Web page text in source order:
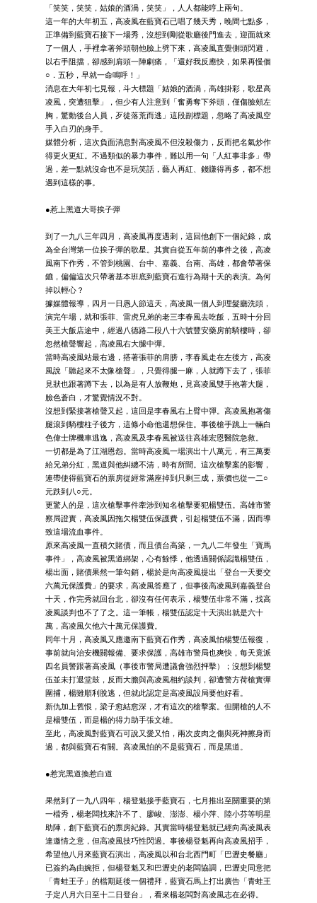
「笑笑，笑笑，姑娘的酒渦，笑笑」，人人都能哼上兩句。
這一年的大年初五，高凌風在藍寶石已唱了幾天秀，晚間七點多，
正準備到藍寶石接下一場秀，沒想到剛從歌廳後門進去，迎面就來
了一個人，手裡拿著斧頭朝他臉上劈下來，高凌風直覺側頭閃避，
以右手阻擋，卻感到肩頭一陣劇痛，「還好我反應快，如果再慢個
○．五秒，早就一命鳴呼！」
消息在大年初七見報，斗大標題「姑娘的酒渦，高雄掛彩，歌星高
凌風，突遭狙擊」，但少有人注意到「奮勇奪下斧頭，僅傷臉頰左
胸，驚動後台人員，歹徒落荒而逃」這段副標題，忽略了高凌風空
手入白刃的身手。
媒體分析，這次負面消息對高凌風不但沒殺傷力，反而把名氣炒作
得更火更紅。不過類似的暴力事件，難以用一句「人紅事非多」帶
過，差一點就沒命也不是玩笑話，藝人再紅、錢賺得再多，都不想
遇到這樣的事。
●惹上黑道大哥挨子彈
到了一九八三年四月，高凌風再度遇刺，這回他創下一個紀錄，成
為全台灣第一位挨子彈的歌星。其實自從五年前的事件之後，高凌
風南下作秀，不管到桃園、台中、嘉義、台南、高雄，都會帶著保
鑣，偏偏這次只帶著基本班底到藍寶石進行為期十天的表演。為何
掉以輕心？
據媒體報導，四月一日愚人節這天，高凌風一個人到理髮廳洗頭，
演完午場，就和張菲、雷虎兄弟的老三李春風去吃飯，五時十分回
美王大飯店途中，經過八德路二段八十六號豐安藥房前騎樓時，卻
忽然槍聲響起，高凌風右大腿中彈。
當時高凌風站最右邊，搭著張菲的肩膀，李春風走在左後方，高凌
風說「聽起來不太像槍聲」，只覺得腿一麻，人就蹲下去了，張菲
見狀也跟著蹲下去，以為是有人放鞭炮，見高凌風雙手抱著大腿，
臉色蒼白，才驚覺情況不對。
沒想到緊接著槍聲又起，這回是李春風右上臂中彈。高凌風抱著傷
腿滾到騎樓柱子後方，這條小命他還想保住。事後槍手跳上一輛白
色偉士牌機車逃逸，高凌風及李春風被送往高雄宏恩醫院急救。
一切都是為了江湖恩怨。當時高凌風一場演出十八萬元，有三萬要
給兄弟分紅，黑道與他糾纏不清，時有所聞。這次槍擊案的影響，
連帶使得藍寶石的票房從經常滿座掉到只剩三成，票價也從一二○
元跌到八○元。
更驚人的是，這次槍擊事件牽涉到知名槍擊要犯楊雙伍。高雄市警
察局證實，高凌風因拖欠楊雙伍保護費，引起楊雙伍不滿，因而導
致這場流血事件。
原來高凌風一直積欠賭債，而且債台高築，一九八二年發生「寶馬
事件」，高凌風被黑道綁架，心有餘悸，他透過關係認識楊雙伍，
楊出面，賭債果然一筆勾銷，楊於是向高凌風提出「登台一天要交
六萬元保護費」的要求，高凌風答應了，但事後高凌風到嘉義登台
十天，作完秀就回台北，卻沒有任何表示，楊雙伍非常不滿，找高
凌風談判也不了了之。這一筆帳，楊雙伍認定十天演出就是六十
萬，高凌風欠他六十萬元保護費。
同年十月，高凌風又應邀南下藍寶石作秀，高凌風怕楊雙伍報復，
事前就向治安機關報備、要求保護，高雄市警局也爽快，每天竟派
四名員警跟著高凌風（事後市警局遭議會強烈抨擊）；沒想到楊雙
伍並未打退堂鼓，反而大膽與高凌風相約談判，卻遭警方荷槍實彈
圍捕，楊雖順利脫逃，但就此認定是高凌風設局要他好看。
新仇加上舊恨，梁子愈結愈深，才有這次的槍擊案。但開槍的人不
是楊雙伍，而是楊的得力助手張文雄。
至此，高凌風對藍寶石可說又愛又怕，兩次皮肉之傷與死神擦身而
過，都與藍寶石有關。高凌風怕的不是藍寶石，而是黑道。
●惹完黑道換惹白道
果然到了一九八四年，楊登魁接手藍寶石，七月推出至關重要的第
一檔秀，楊老闆找來許不了、廖峻、澎澎、楊小萍、陸小芬等明星
助陣，創下藍寶石的票房紀錄。其實當時楊登魁就已經向高凌風表
達邀情之意，但高凌風技巧性閃過。事後楊登魁再向高凌風招手，
希望他八月來藍寶石演出，高凌風以和台北西門町「巴瀝史餐廳」
已簽約為由婉拒，但楊登魁又和巴瀝史的老闆協調，巴瀝史同意把
「青蛙王子」的檔期延後一個禮拜，藍寶石馬上打出廣告「青蛙王
子定八月六日至十二日登台」，看來楊老闆對高凌風志在必得。